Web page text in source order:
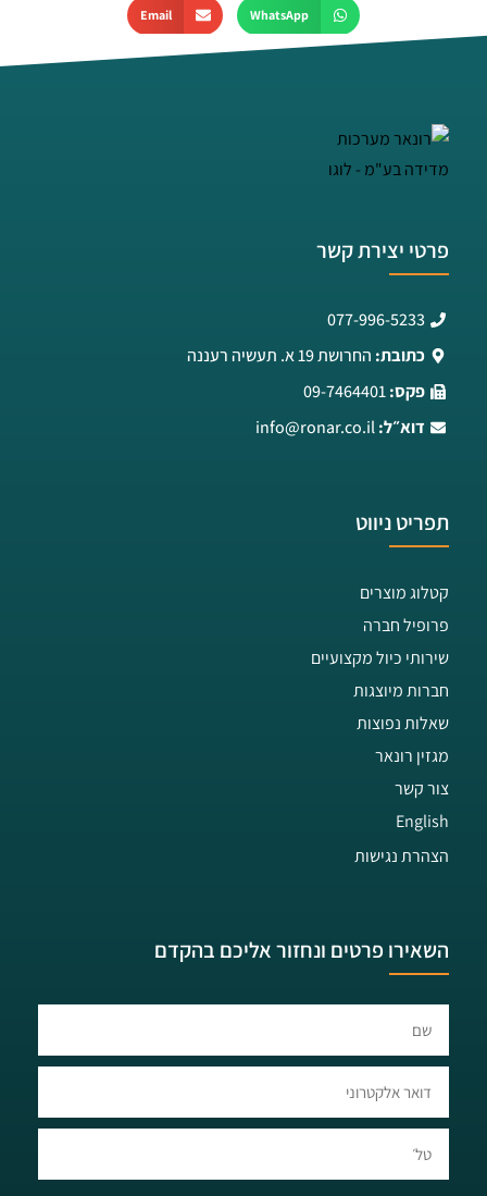
WhatsApp
Email
פרטי יצירת קשר
077-996-5233
כתובת: החרושת 19 א. תעשיה רעננה
פקס:09-7464401
דוא״ל: info@ronar.co.il
תפריט ניווט
קטלוג מוצרים
פרופיל חברה
שירותי כיול מקצועיים
חברות מיוצגות
שאלות נפוצות
מגזין רונאר
צור קשר
English
הצהרת נגישות
השאירו פרטים ונחזור אליכם בהקדם​​